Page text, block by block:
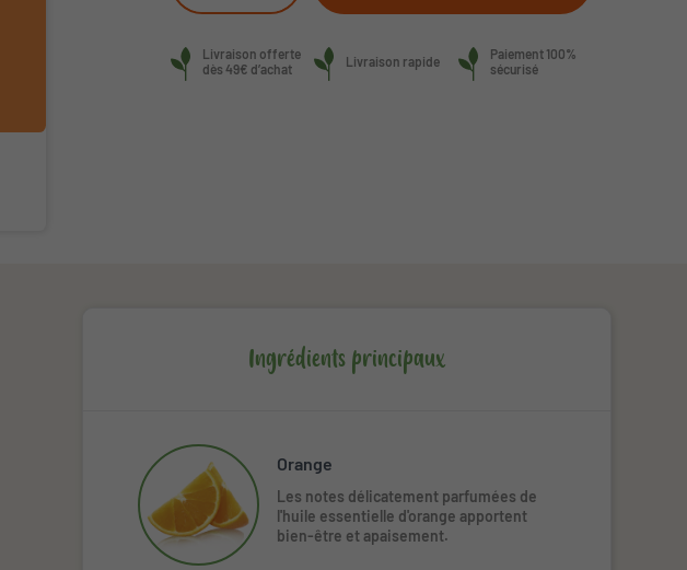
Livraison offerte
dès 49€ d’achat
Livraison rapide
Paiement 100%
sécurisé
Ingrédients principaux
Orange
Les notes délicatement parfumées de
l'huile essentielle d'orange apportent
bien-être et apaisement.